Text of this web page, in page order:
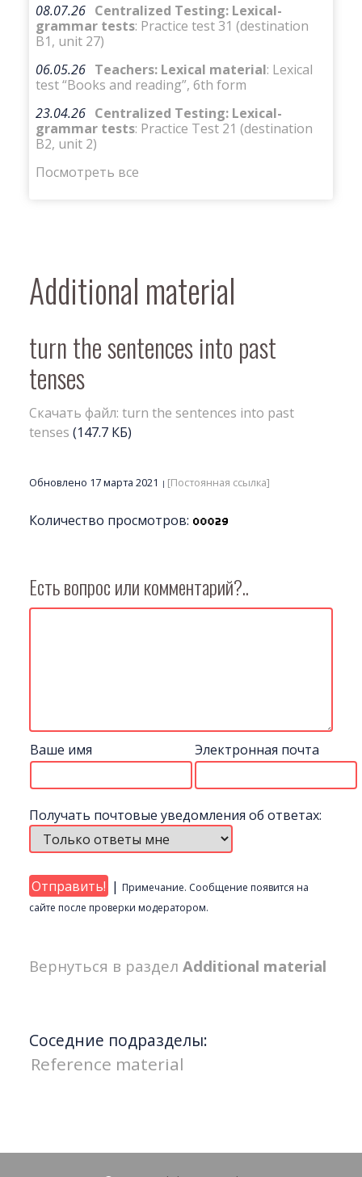
08.07.26 Centralized Testing: Lexical-
grammar tests: Practice test 31 (destination
B1, unit 27)
06.05.26 Teachers: Lexical material: Lexical
test “Books and reading”, 6th form
23.04.26 Centralized Testing: Lexical-
grammar tests: Practice Test 21 (destination
B2, unit 2)
Посмотреть все
Additional material
turn the sentences into past
tenses
Скачать файл: turn the sentences into past
tenses (147.7 КБ)
Обновлено 17 марта 2021 [Постоянная ссылка]
Количество просмотров:
Есть вопрос или комментарий?..
Ваше имя Электронная почта
Получать почтовые уведомления об ответах:
| Примечание. Сообщение появится на
сайте после проверки модератором.
Вернуться в раздел Additional material
Соседние подразделы:
Reference material